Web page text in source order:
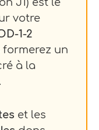
J1) est le
votre
1-2
formerez un
à la
et les